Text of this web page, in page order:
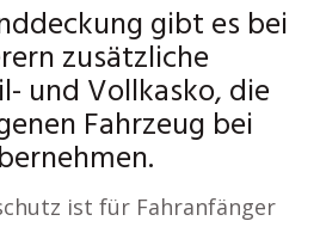
gibt es bei
zusätzliche
und Vollkasko, die
Fahrzeug bei
ist für Fahranfänger